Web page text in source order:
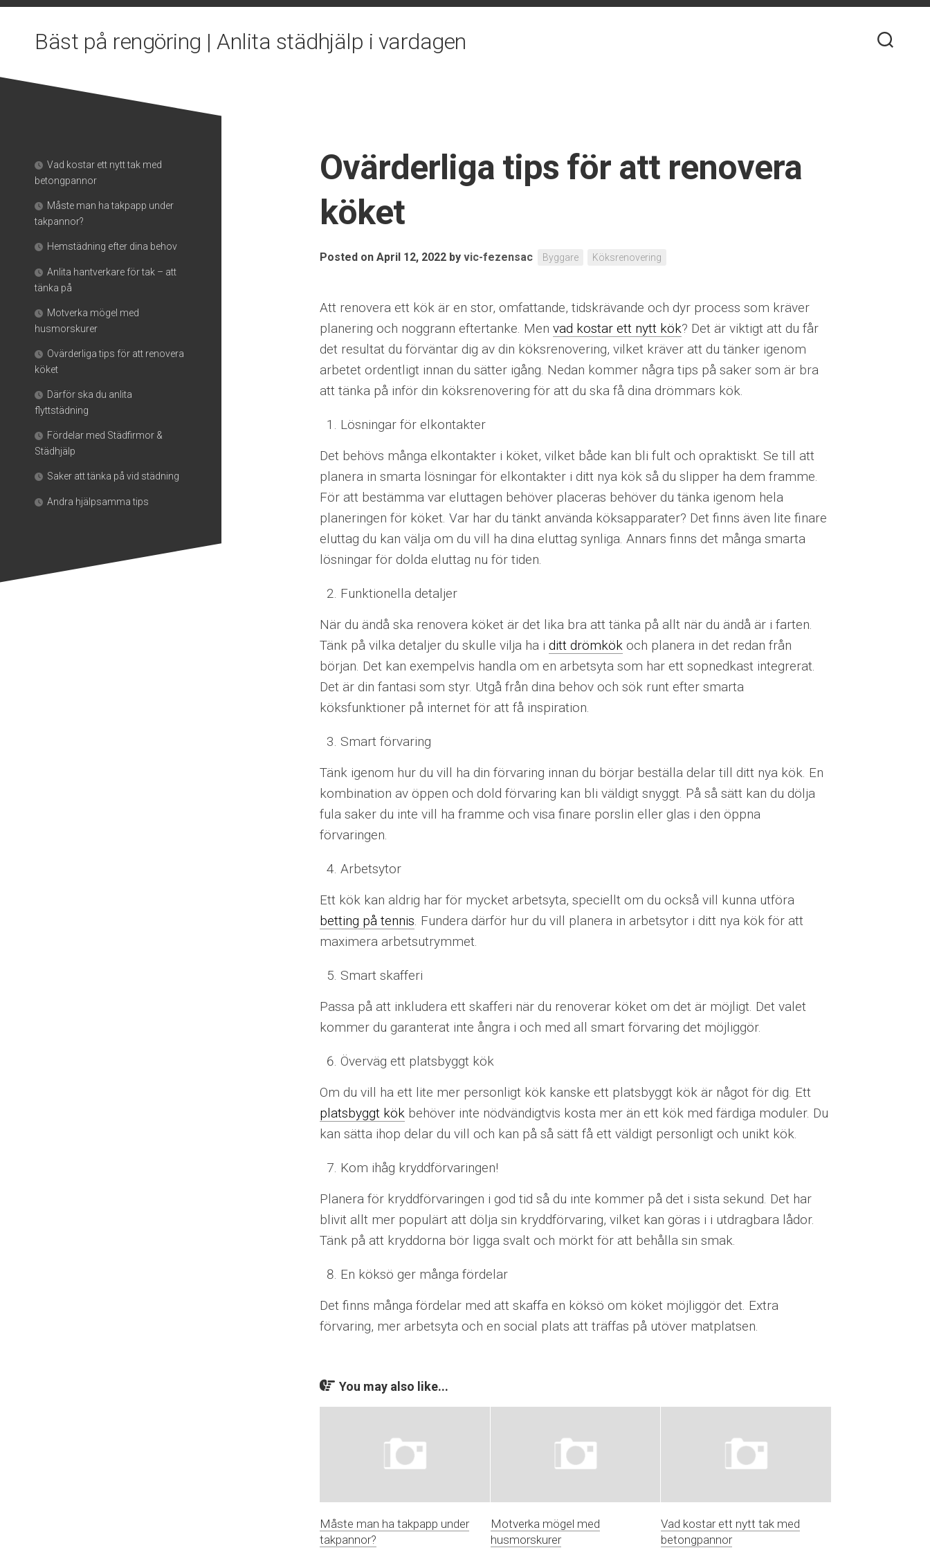
Skip
Bäst på rengöring | Anlita städhjälp i vardagen
Ovärderliga tips för att renovera
köket
Posted on April 12, 2022 by vic-fezensac Byggare Köksrenovering
Att renovera ett kök är en stor, omfattande, tidskrävande och dyr process som kräver
planering och noggrann eftertanke. Men vad kostar ett nytt kök? Det är viktigt att du får
det resultat du förväntar dig av din köksrenovering, vilket kräver att du tänker igenom
arbetet ordentligt innan du sätter igång. Nedan kommer några tips på saker som är bra
att tänka på inför din köksrenovering för att du ska få dina drömmars kök.
Lösningar för elkontakter
Det behövs många elkontakter i köket, vilket både kan bli fult och opraktiskt. Se till att
planera in smarta lösningar för elkontakter i ditt nya kök så du slipper ha dem framme.
För att bestämma var eluttagen behöver placeras behöver du tänka igenom hela
planeringen för köket. Var har du tänkt använda köksapparater? Det finns även lite finare
eluttag du kan välja om du vill ha dina eluttag synliga. Annars finns det många smarta
lösningar för dolda eluttag nu för tiden.
Funktionella detaljer
När du ändå ska renovera köket är det lika bra att tänka på allt när du ändå är i farten.
Tänk på vilka detaljer du skulle vilja ha i ditt drömkök och planera in det redan från
början. Det kan exempelvis handla om en arbetsyta som har ett sopnedkast integrerat.
Det är din fantasi som styr. Utgå från dina behov och sök runt efter smarta
köksfunktioner på internet för att få inspiration.
Smart förvaring
Tänk igenom hur du vill ha din förvaring innan du börjar beställa delar till ditt nya kök. En
kombination av öppen och dold förvaring kan bli väldigt snyggt. På så sätt kan du dölja
fula saker du inte vill ha framme och visa finare porslin eller glas i den öppna
förvaringen.
Arbetsytor
Ett kök kan aldrig har för mycket arbetsyta, speciellt om du också vill kunna utföra
betting på tennis. Fundera därför hur du vill planera in arbetsytor i ditt nya kök för att
maximera arbetsutrymmet.
Smart skafferi
Passa på att inkludera ett skafferi när du renoverar köket om det är möjligt. Det valet
kommer du garanterat inte ångra i och med all smart förvaring det möjliggör.
Överväg ett platsbyggt kök
Om du vill ha ett lite mer personligt kök kanske ett platsbyggt kök är något för dig. Ett
platsbyggt kök behöver inte nödvändigtvis kosta mer än ett kök med färdiga moduler. Du
kan sätta ihop delar du vill och kan på så sätt få ett väldigt personligt och unikt kök.
Kom ihåg kryddförvaringen!
Planera för kryddförvaringen i god tid så du inte kommer på det i sista sekund. Det har
blivit allt mer populärt att dölja sin kryddförvaring, vilket kan göras i i utdragbara lådor.
Tänk på att kryddorna bör ligga svalt och mörkt för att behålla sin smak.
En köksö ger många fördelar
Det finns många fördelar med att skaffa en köksö om köket möjliggör det. Extra
förvaring, mer arbetsyta och en social plats att träffas på utöver matplatsen.
You may also like...
Måste man ha takpapp under
takpannor?
Motverka mögel med
husmorskurer
Vad kostar ett nytt tak med
betongpannor
Vad kostar ett nytt tak med
betongpannor
Måste man ha takpapp under
takpannor?
Hemstädning efter dina behov
Anlita hantverkare för tak – att
tänka på
Motverka mögel med
husmorskurer
Ovärderliga tips för att renovera
köket
Därför ska du anlita
flyttstädning
Fördelar med Städfirmor &
Städhjälp
Saker att tänka på vid städning
Andra hjälpsamma tips